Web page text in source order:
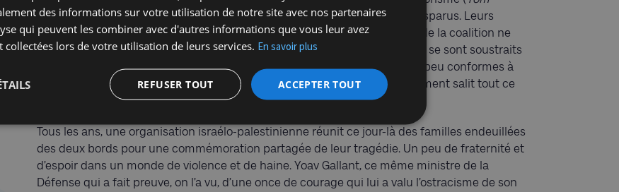
Hazikaron), les familles iront se recueillir sur la tombe de leurs proches disparus. Leurs
organisations ont fait savoir que les ministres et membres de la Knesset de la coalition ne
seront pas les biens venus dans les cimetières militaires, surtout ceux qui se sont soustraits
au service (voir plus haut). On peut s’attendre à des scènes déplaisantes, peu conformes à
l’atmosphère de recueillement et à la solennité du moment. Ce gouvernement salit tout ce
Tous les ans, une organisation israélo-palestinienne réunit ce jour-là des familles endeuillées
des deux bords pour une commémoration partagée de leur tragédie. Un peu de fraternité et
d’espoir dans un monde de violence et de haine. Yoav Gallant, ce même ministre de la
Défense qui a fait preuve, on l’a vu, d’une once de courage qui lui a valu l’ostracisme de son
des informations sur votre utilisation de notre site avec nos partenaires
qui peuvent les combiner avec d'autres informations que vous leur avez
lors de votre utilisation de leurs services. En savoir plus
ACCEPTER TOUT
REFUSER TOUT